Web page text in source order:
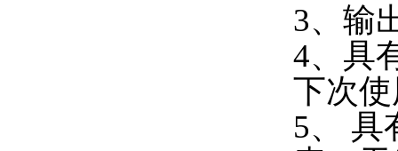
3、输
4、具
下次
5、 具